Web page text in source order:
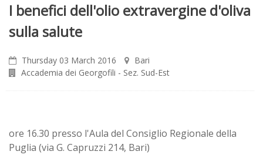
I benefici dell'olio extravergine d'oliva
sulla salute
Thursday 03 March 2016
Bari
Accademia dei Georgofili - Sez. Sud-Est
ore 16.30 presso l'Aula del Consiglio Regionale della
Puglia (via G. Capruzzi 214, Bari)